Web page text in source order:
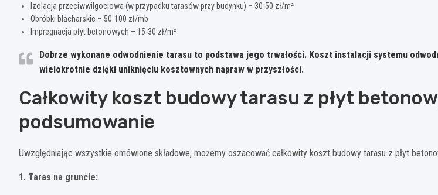
Izolacja przeciwwilgociowa (w przypadku tarasów przy budynku) – 30-50 zł/m²
Obróbki blacharskie – 50-100 zł/mb
Impregnacja płyt betonowych – 15-30 zł/m²
Dobrze wykonane odwodnienie tarasu to podstawa jego trwałości. Koszt instalacji systemu
wielokrotnie dzięki uniknięciu kosztownych napraw w przyszłości.
Całkowity koszt budowy tarasu z płyt
podsumowanie
Uwzględniając wszystkie omówione składowe, możemy oszacować całkowity koszt budowy tarasu z płyt
1. Taras na gruncie: